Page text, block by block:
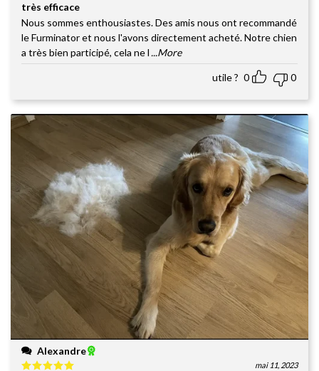
Note5sur
5
très efficace
Nous sommes enthousiastes. Des amis nous ont recommandé
le Furminator et nous l'avons directement acheté. Notre chien
a très bien participé, cela ne l ...More
utile ? 0 0
Alexandre
mai 11, 2023